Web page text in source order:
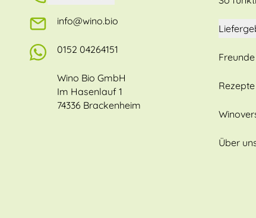
info@wino.bio
0152 04264151
Wino Bio GmbH
Im Hasenlauf 1
74336 Brackenheim
Rezepte
Über